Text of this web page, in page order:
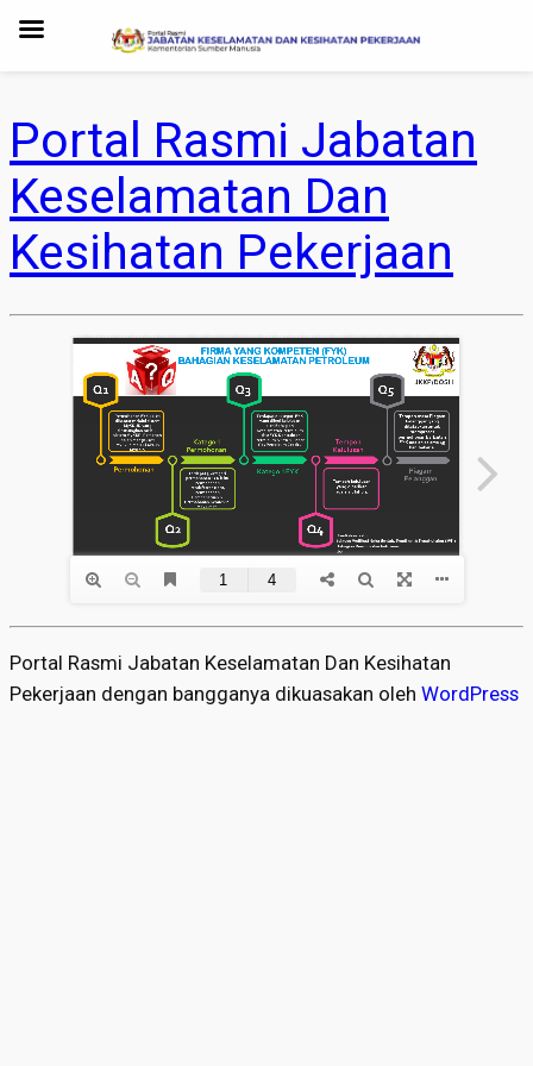
Portal Rasmi Jabatan
Keselamatan Dan
Kesihatan Pekerjaan
Portal Rasmi Jabatan Keselamatan Dan Kesihatan
Pekerjaan dengan bangganya dikuasakan oleh WordPress